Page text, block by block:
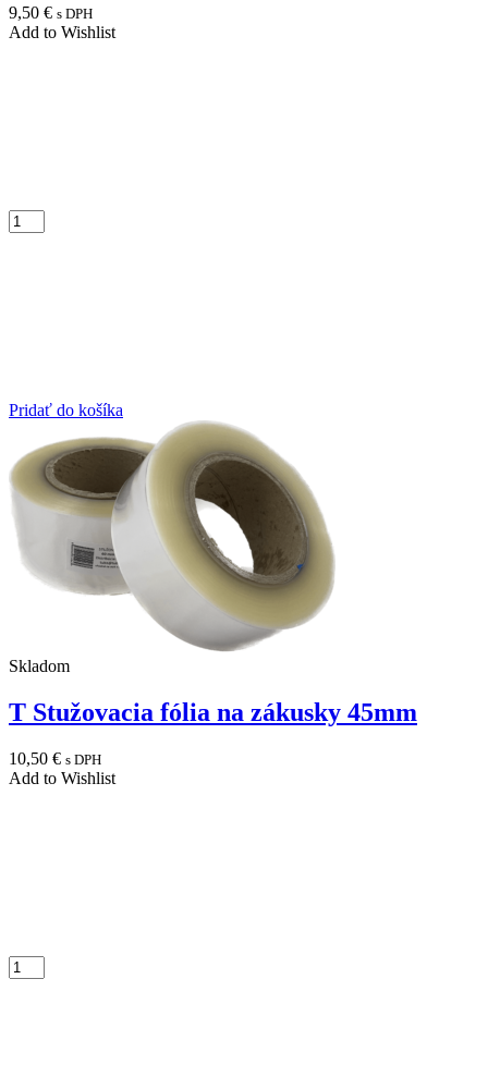
9,50 € s DPH
Add to Wishlist
Pridať do košíka
Skladom
T Stužovacia fólia na zákusky 45mm
10,50 € s DPH
Add to Wishlist